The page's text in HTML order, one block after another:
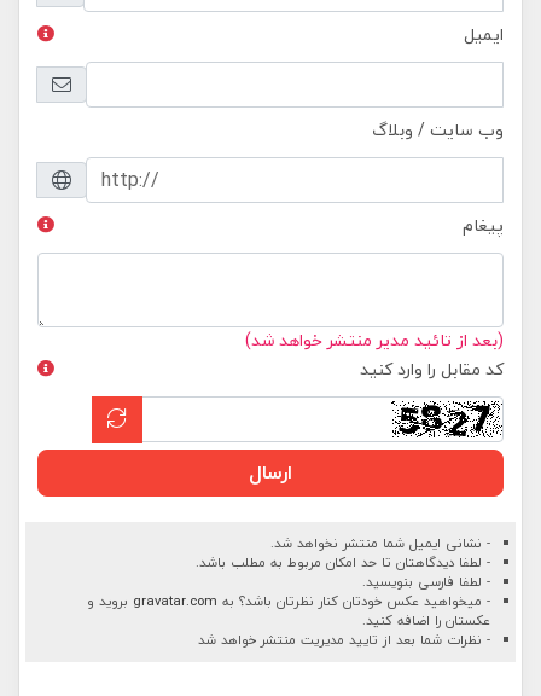
ایمیل
وب سایت / وبلاگ
پیغام
(بعد از تائید مدیر منتشر خواهد شد)
کد مقابل را وارد کنید
ارسال
- نشانی ایمیل شما منتشر نخواهد شد.
- لطفا دیدگاهتان تا حد امکان مربوط به مطلب باشد.
- لطفا فارسی بنویسید.
- میخواهید عکس خودتان کنار نظرتان باشد؟ به gravatar.com بروید و
عکستان را اضافه کنید.
- نظرات شما بعد از تایید مدیریت منتشر خواهد شد